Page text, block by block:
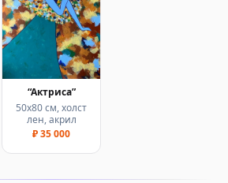
“Актриса”
50х80 см, холст
лен, акрил
₽ 35 000